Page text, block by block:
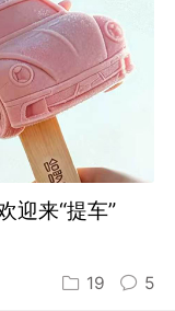
迎来“提车”
19 5